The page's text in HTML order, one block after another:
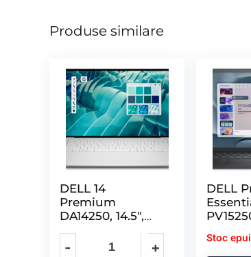
Produse similare
DELL 14
Premium
DA14250, 14.5″,
Non-Touch, 2K,
500 Nit, IPS
DELL
Stoc